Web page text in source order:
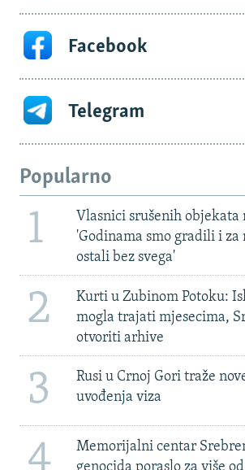
Facebook
Telegram
Popularno
1
Vlasnici srušenih objekata
'Godinama smo gradili i
ostali bez svega'
2
Kurti u Zubinom Potoku:
mogla trajati mjesecima,
otvoriti arhive
3
Rusi u Crnoj Gori traže
uvođenja viza
4
Memorijalni centar